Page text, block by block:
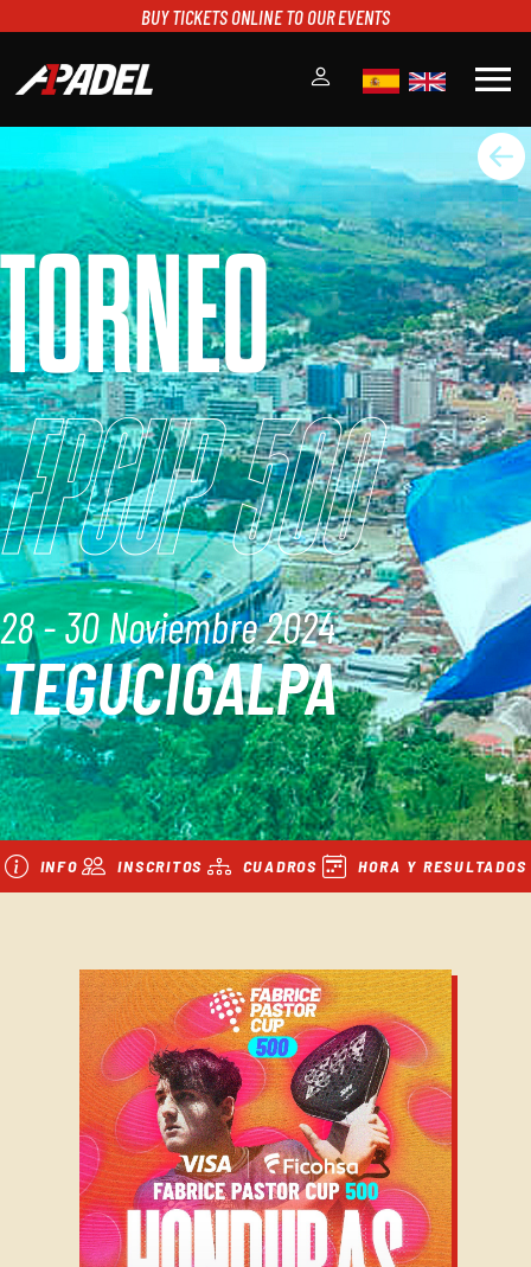
BUY TICKETS ONLINE TO OUR EVENTS
menu
A1PADEL
RANKING
CALENDARIO
TORNEOS
NOTICIAS
MULTIMEDIA
SCOREBOARD
STREAMING
TORNEO
FPCUP 500
28 - 30 Noviembre 2024
TEGUCIGALPA
INFO INSCRITOS CUADROS HORA Y RESULTADOS